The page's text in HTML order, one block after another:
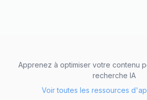
Apprenez à optimiser votre contenu
recherche IA
Voir toutes les ressources